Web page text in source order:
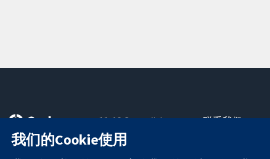
可信任的证据
11-13 Cavendish
Square
London
联系我们
我们的Cookie使用